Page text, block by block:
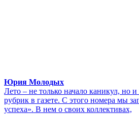
Юрия Молодых
Лето – не только начало каникул, но
рубрик в газете. С этого номера мы
успеха». В нем о своих коллективах,